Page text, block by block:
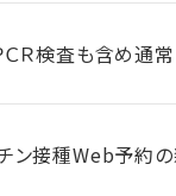
Ｒ検査も含め通
ン接種Web予約